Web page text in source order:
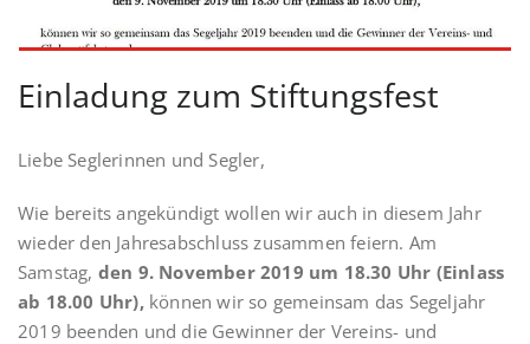
Einladung zum Stiftungsfest
Liebe Seglerinnen und Segler,
Wie bereits angekündigt wollen wir auch in diesem Jahr
wieder den Jahresabschluss zusammen feiern. Am
Samstag, den 9. November 2019 um 18.30 Uhr (Einlass
ab 18.00 Uhr),können wir so gemeinsam das Segeljahr
2019 beenden und die Gewinner der Vereins- und